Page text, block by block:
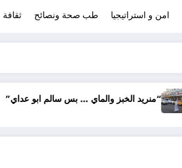
امن و استراتيجيا طب صحة ونصائح ثقافة
… بس سالم ابو عداي” من الدولة